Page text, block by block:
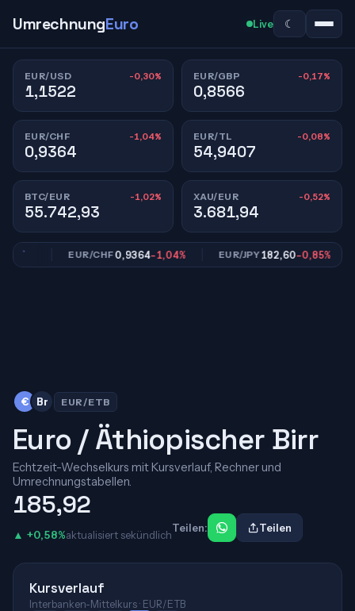
UmrechnungEuro Live ☾
EUR/USD -0,30%
1,1522
EUR/GBP -0,17%
0,8566
EUR/CHF -1,04%
0,9364
EUR/TL -0,08%
54,9407
BTC/EUR -1,02%
55.742,93
XAU/EUR -0,52%
3.681,94
EUR/CHF0,9364-1,04% EUR/JPY182,60-0,85%
€ Br EUR/ETB
Euro / Äthiopischer Birr
Echtzeit-Wechselkurs mit Kursverlauf, Rechner und
Umrechnungstabellen.
185,92
▲ +0,58%aktualisiert sekündlich
Teilen: Teilen
Kursverlauf
Interbanken-Mittelkurs · EUR/ETB